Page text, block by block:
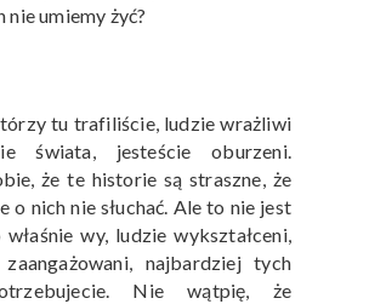
umiemy żyć?
tu trafiliście, ludzie wrażliwi
świata, jesteście oburzeni.
że te historie są straszne, że
o nich nie słuchać. Ale to nie jest
wy, ludzie wykształceni,
zaangażowani, najbardziej tych
Nie wątpię, że